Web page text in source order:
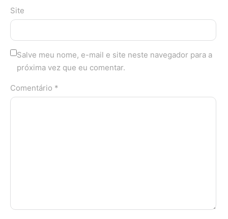
Site
Salve meu nome, e-mail e site neste navegador para a
próxima vez que eu comentar.
Comentário *